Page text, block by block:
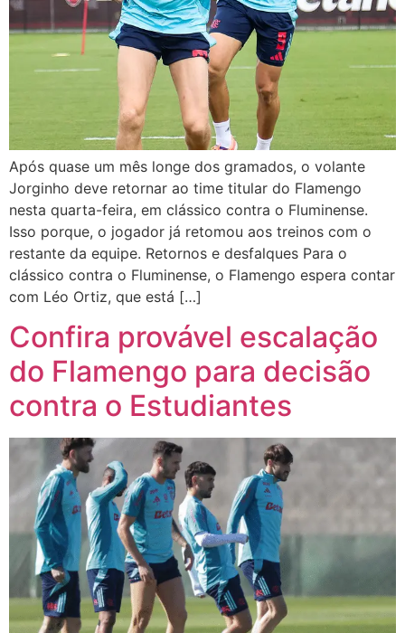
Após quase um mês longe dos gramados, o volante
Jorginho deve retornar ao time titular do Flamengo
nesta quarta-feira, em clássico contra o Fluminense.
Isso porque, o jogador já retomou aos treinos com o
restante da equipe. Retornos e desfalques Para o
clássico contra o Fluminense, o Flamengo espera contar
com Léo Ortiz, que está […]
Confira provável escalação
do Flamengo para decisão
contra o Estudiantes